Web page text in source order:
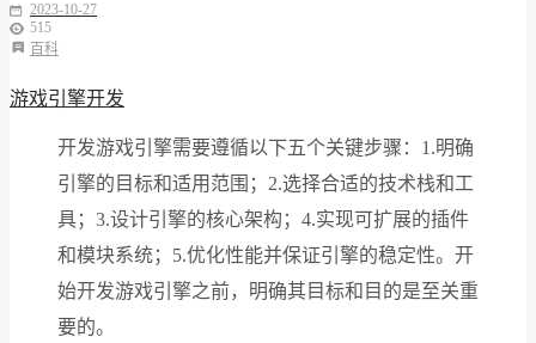
2023-10-27
515
百科
游戏引擎开发
开发游戏引擎需要遵循以下五个关键步骤：1.明确
引擎的目标和适用范围；2.选择合适的技术栈和工
具；3.设计引擎的核心架构；4.实现可扩展的插件
和模块系统；5.优化性能并保证引擎的稳定性。开
始开发游戏引擎之前，明确其目标和目的是至关重
要的。